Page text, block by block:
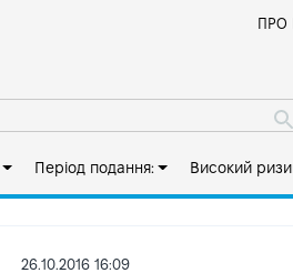
ПРО
Період подання: Високий
26.10.2016 16:09